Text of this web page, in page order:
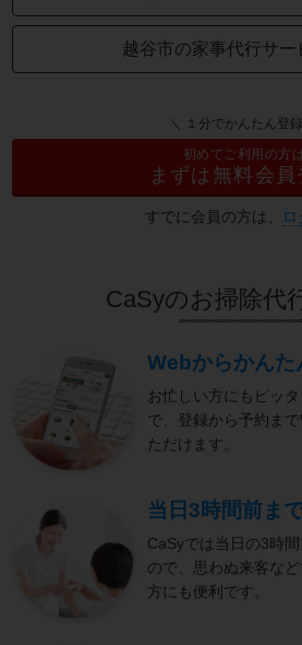
越谷市の家事代行サー
＼ １分でかんたん登
初めてご利用の方は
まずは無料会員
すでに会員の方は、
CaSyのお掃除代
Webからかんた
お忙しい方にもピッ
で、登録から予約ま
ただけます。
当日3時間前ま
CaSyでは当日の3時
ので、思わぬ来客な
方にも便利です。